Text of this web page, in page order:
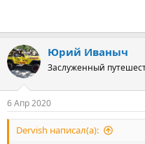
Юрий Иваныч
Заслуженный
6 Апр 2020
Dervish написал(а):